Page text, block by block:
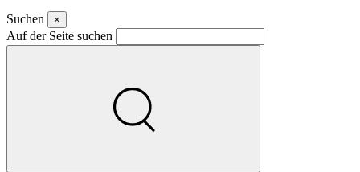
Suchen ×
Auf der Seite suchen